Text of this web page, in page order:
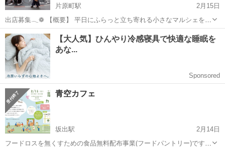
片原町駅
2月15日
出店募集𓂃❁ 【概要】 平日にふらっと立ち寄れる小さなマルシェを開
催します。 毎月3回〜4回定期的に開催しております。 フード、ワーク
ショップ、雑貨、ハンドメイド、アパレル、物販、リラクゼーショ
ン、占いなど。 ※現地...
香川 高松市 片原町駅 地域/お祭り マルシェ
青空カフェ
坂出駅
2月14日
フードロスを無くすための食品無料配布事業(フードパントリー)です。